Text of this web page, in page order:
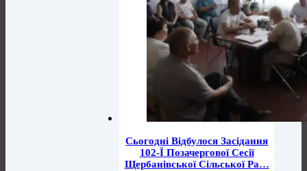
Сьогодні Відбулося Засідання
102-Ї Позачергової Сесії
Щербанівської Сільської Ра…